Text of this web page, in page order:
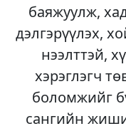
баяжуулж,
дэлгэрүүлэх,
нээлттэй,
хэрэглэгч
боломжийг
сангийн